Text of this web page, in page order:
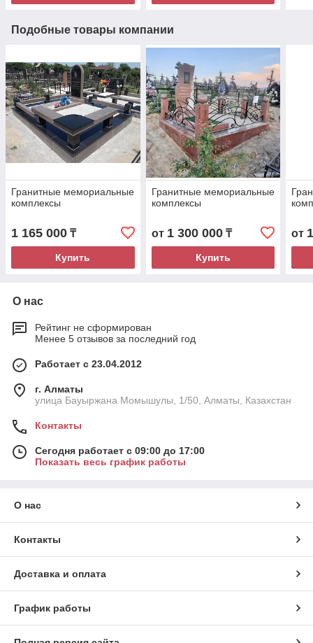
Подобные товары компании
Гранитные мемориальные
комплексы
1 165 000 ₸
Купить
Гранитные мемориальные
комплексы
от 1 300 000₸
Купить
от
О нас
Рейтинг не сформирован
Менее 5 отзывов за последний год
Работает с 23.04.2012
г. Алматы
улица Бауыржана Момышулы, 1/50, Алматы, Казахстан
Контакты
Сегодня работает с 09:00 до 17:00
Показать весь график работы
О нас
Контакты
Доставка и оплата
График работы